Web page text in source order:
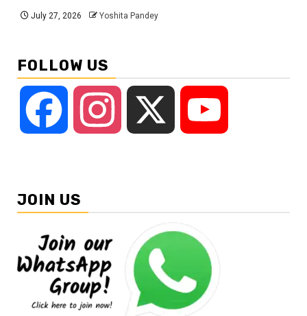
July 27, 2026 Yoshita Pandey
FOLLOW US
Facebook Instagram
JOIN US